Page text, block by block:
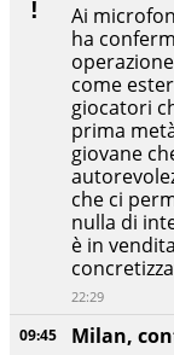
09:45
Milan,
Ai
ha
come
giocatori
prima
giovane
che ci
nulla di
è in
22:29